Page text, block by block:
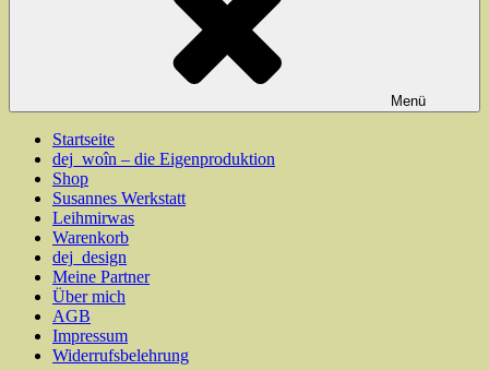
Menü
Startseite
dej_woîn – die Eigenproduktion
Shop
Susannes Werkstatt
Leihmirwas
Warenkorb
dej_design
Meine Partner
Über mich
AGB
Impressum
Widerrufsbelehrung